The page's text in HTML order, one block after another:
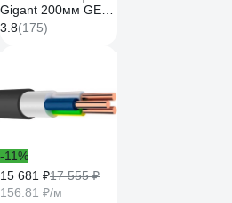
Gigant 200мм GEP
01
3.8(175)
-11%
15 681 ₽17 555 ₽
156.81 ₽/м